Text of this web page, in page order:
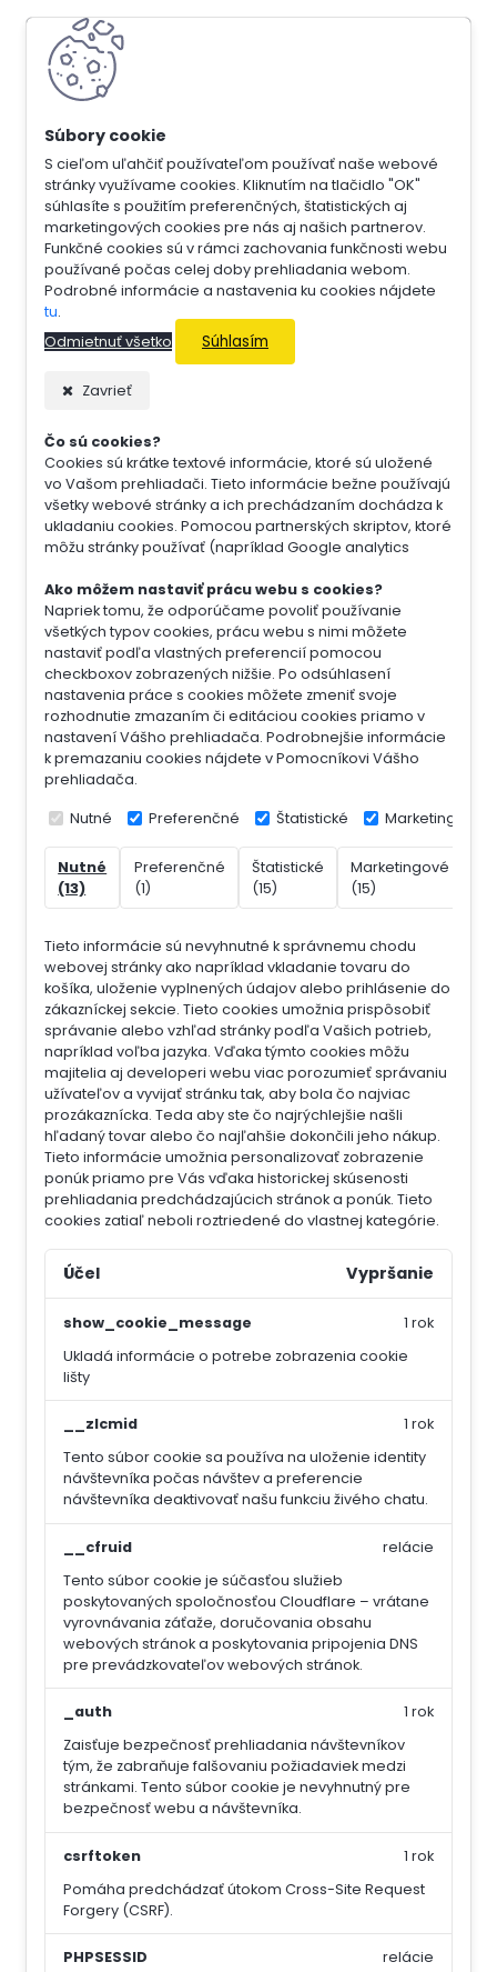
S cieľom uľahčiť používateľom používať naše webové
stránky využívame cookies. Kliknutím na tlačidlo "OK"
súhlasíte s použitím preferenčných, štatistických aj
marketingových cookies pre nás aj našich partnerov.
Funkčné cookies sú v rámci zachovania funkčnosti webu
používané počas celej doby prehliadania webom.
Podrobné informácie a nastavenia ku cookies nájdete
tu.
Odmietnuť všetko
Súhlasím
Zavrieť
Čo sú cookies?
Cookies sú krátke textové informácie, ktoré sú uložené
vo Vašom prehliadači. Tieto informácie bežne používajú
všetky webové stránky a ich prechádzaním dochádza k
ukladaniu cookies. Pomocou partnerských skriptov, ktoré
môžu stránky používať (napríklad Google analytics
Ako môžem nastaviť prácu webu s cookies?
Napriek tomu, že odporúčame povoliť používanie
všetkých typov cookies, prácu webu s nimi môžete
nastaviť podľa vlastných preferencií pomocou
checkboxov zobrazených nižšie. Po odsúhlasení
nastavenia práce s cookies môžete zmeniť svoje
rozhodnutie zmazaním či editáciou cookies priamo v
nastavení Vášho prehliadača. Podrobnejšie informácie
k premazaniu cookies nájdete v Pomocníkovi Vášho
prehliadača.
Nutné Preferenčné Štatistické Marketingové
Nutné
(13)
Preferenčné
(1)
Štatistické
(15)
Marketingové
(15)
Tieto informácie sú nevyhnutné k správnemu chodu
webovej stránky ako napríklad vkladanie tovaru do
košíka, uloženie vyplnených údajov alebo prihlásenie do
zákazníckej sekcie. Tieto cookies umožnia prispôsobiť
správanie alebo vzhľad stránky podľa Vašich potrieb,
napríklad voľba jazyka. Vďaka týmto cookies môžu
majitelia aj developeri webu viac porozumieť správaniu
užívateľov a vyvijať stránku tak, aby bola čo najviac
prozákaznícka. Teda aby ste čo najrýchlejšie našli
hľadaný tovar alebo čo najľahšie dokončili jeho nákup.
Tieto informácie umožnia personalizovať zobrazenie
ponúk priamo pre Vás vďaka historickej skúsenosti
prehliadania predchádzajúcich stránok a ponúk. Tieto
cookies zatiaľ neboli roztriedené do vlastnej kategórie.
Účel Vypršanie
show_cookie_message
Ukladá informácie o potrebe zobrazenia cookie
lišty
1 rok
__zlcmid
Tento súbor cookie sa používa na uloženie identity
návštevníka počas návštev a preferencie
návštevníka deaktivovať našu funkciu živého chatu.
1 rok
__cfruid
Tento súbor cookie je súčasťou služieb
poskytovaných spoločnosťou Cloudflare – vrátane
vyrovnávania záťaže, doručovania obsahu
webových stránok a poskytovania pripojenia DNS
pre prevádzkovateľov webových stránok.
relácie
_auth
Zaisťuje bezpečnosť prehliadania návštevníkov
tým, že zabraňuje falšovaniu požiadaviek medzi
stránkami. Tento súbor cookie je nevyhnutný pre
bezpečnosť webu a návštevníka.
1 rok
csrftoken
Pomáha predchádzať útokom Cross-Site Request
Forgery (CSRF).
1 rok
PHPSESSID
relácie